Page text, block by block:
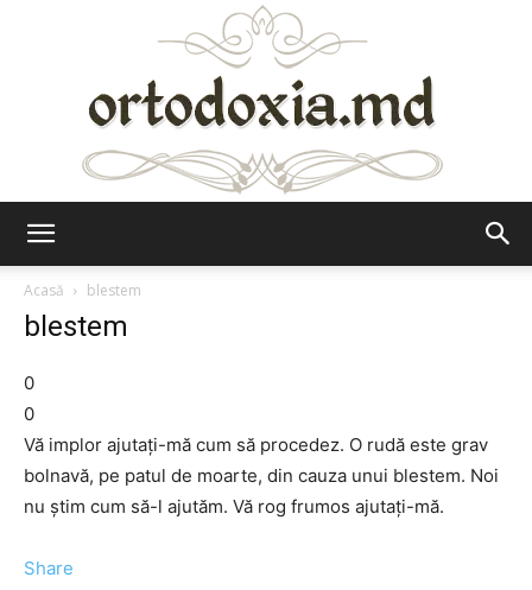
Acasă
blestem
blestem
0
0
Vă implor ajutaţi-mă cum să procedez. O rudă este grav
bolnavă, pe patul de moarte, din cauza unui blestem. Noi
nu ştim cum să-l ajutăm. Vă rog frumos ajutaţi-mă.
Share